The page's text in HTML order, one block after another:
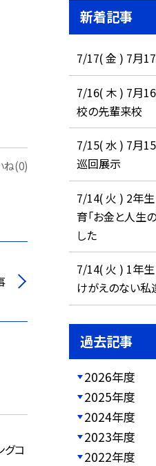
ね(0)
グコ
新着記事
7/17( 金 ) 7月
7/16( 木 ) 7月
校の先輩来校
7/15( 水 ) 7月
巡回展示
7/14( 火 ) 2年生
育「お金と人生
した
7/14( 火 ) 1年
けがえのない私
過去記事
2026年度
2025年度
2024年度
2023年度
2022年度